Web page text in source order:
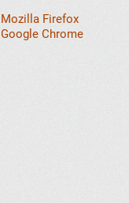
Mozilla Firefox
Google Chrome